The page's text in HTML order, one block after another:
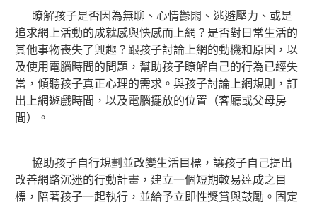
瞭解孩子是否因為無聊、心情鬱悶、逃避壓力、或是
追求網上活動的成就感與快感而上網？是否對日常生活的
其他事物喪失了興趣？跟孩子討論上網的動機和原因，以
及使用電腦時間的問題，幫助孩子瞭解自己的行為已經失
當，傾聽孩子真正心理的需求。與孩子討論上網規則，訂
出上網遊戲時間，以及電腦擺放的位置（客廳或父母房
間）。
協助孩子自行規劃並改變生活目標，讓孩子自己提出
改善網路沉迷的行動計畫，建立一個短期較易達成之目
標，陪著孩子一起執行，並給予立即性獎賞與鼓勵。固定